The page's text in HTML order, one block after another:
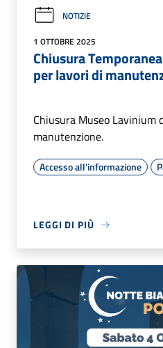
NOTIZIE
1 OTTOBRE 2025
Chiusura
per lavori di
Chiusura Museo Lavinium
manutenzione.
Accesso all'informazione
LEGGI DI PIÙ